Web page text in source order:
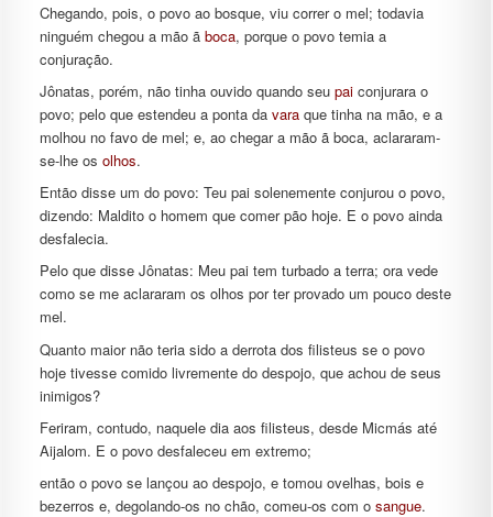
Chegando, pois, o povo ao bosque, viu correr o mel; todavia
ninguém chegou a mão ã boca, porque o povo temia a
conjuração.
Jônatas, porém, não tinha ouvido quando seu paiconjurara o
povo; pelo que estendeu a ponta da varaque tinha na mão, e a
molhou no favo de mel; e, ao chegar a mão ã boca, aclararam-
se-lhe os olhos.
Então disse um do povo: Teu pai solenemente conjurou o povo,
dizendo: Maldito o homem que comer pão hoje. E o povo ainda
desfalecia.
Pelo que disse Jônatas: Meu pai tem turbado a terra; ora vede
como se me aclararam os olhos por ter provado um pouco deste
mel.
Quanto maior não teria sido a derrota dos filisteus se o povo
hoje tivesse comido livremente do despojo, que achou de seus
inimigos?
Feriram, contudo, naquele dia aos filisteus, desde Micmás até
Aijalom. E o povo desfaleceu em extremo;
então o povo se lançou ao despojo, e tomou ovelhas, bois e
bezerros e, degolando-os no chão, comeu-os com o sangue.